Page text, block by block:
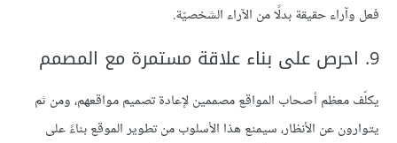
فعل وآراء حقيقة بدلًا من الآراء الشخصيّة.
9. احرص على بناء علاقة مستمرة مع المصمم
يكلّف معظم أصحاب المواقع مصممين لإعادة تصميم مواقعهم، ومن ثم
يتوارون عن الأنظار، سيمنع هذا الأسلوب من تطوير الموقع بناءً على